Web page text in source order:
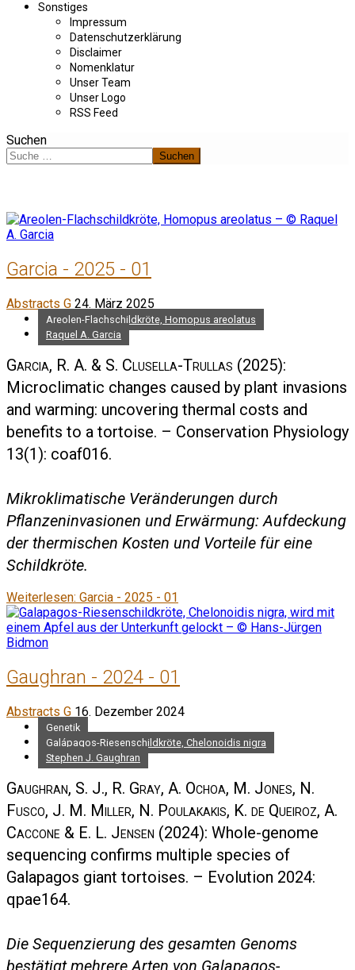
Sonstiges
Impressum
Datenschutzerklärung
Disclaimer
Nomenklatur
Unser Team
Unser Logo
RSS Feed
Suchen
Suchen
Garcia - 2025 - 01
Abstracts G 24. März 2025
Areolen-Flachschildkröte, Homopus areolatus
Raquel A. Garcia
Garcia, R. A. & S. Clusella-Trullas (2025):
Microclimatic changes caused by plant invasions
and warming: uncovering thermal costs and
benefits to a tortoise. – Conservation Physiology
13(1): coaf016.
Mikroklimatische Veränderungen durch
Pflanzeninvasionen und Erwärmung: Aufdeckung
der thermischen Kosten und Vorteile für eine
Schildkröte.
Weiterlesen: Garcia - 2025 - 01
Gaughran - 2024 - 01
Abstracts G 16. Dezember 2024
Genetik
Galápagos-Riesenschildkröte, Chelonoidis nigra
Stephen J. Gaughran
Gaughran, S. J., R. Gray, A. Ochoa, M. Jones, N.
Fusco, J. M. Miller, N. Poulakakis, K. de Queiroz, A.
Caccone & E. L. Jensen (2024): Whole-genome
sequencing confirms multiple species of
Galapagos giant tortoises. – Evolution 2024:
qpae164.
Die Sequenzierung des gesamten Genoms